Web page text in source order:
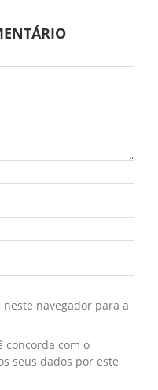
navegador para a
concorda com o
seus dados por este